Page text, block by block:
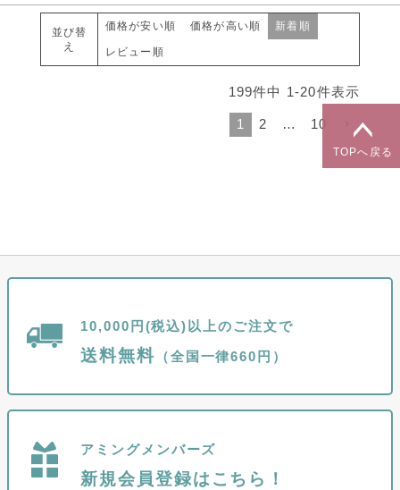
並び替
え
価格が安い順 価格が高い順 新着順
レビュー順
199件中 1-20件表示
1 2 … 10
TOPへ戻る
10,000円(税込)以上のご注文で
送料無料 （全国一律660円）
アミングメンバーズ
新規会員登録はこちら！